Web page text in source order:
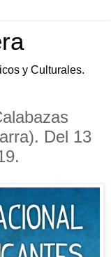
y Culturales.
Del 13